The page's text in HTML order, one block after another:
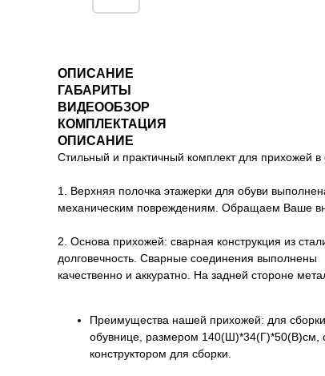
ОПИСАНИЕ
ГАБАРИТЫ
ВИДЕООБЗОР
КОМПЛЕКТАЦИЯ
ОПИСАНИЕ
Стильный и практичный комплект для прихожей в
1. Верхняя полочка этажерки для обуви
механическим повреждениям. Обращаем Ваше
2. Основа прихожей: сварная конструкция из
долговечность. Сварные соединения выполнены
качественно и аккуратно. На задней стороне
Преимущества нашей прихожей: для
обувнице, размером 140(Ш)*34(Г)*50(В)см,
конструктором для сборки.